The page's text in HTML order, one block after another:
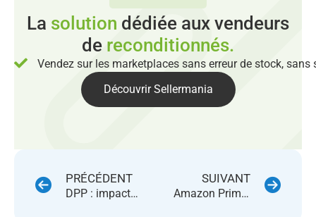
La solution dédiée aux vendeurs
de reconditionnés.
Vendez sur les marketplaces sans erreur de stock,
Découvrir Sellermania
PRÉCÉDENT
DPP : impacts pour les reconditionneurs sur les marketplaces
SUIVANT
Amazon Prime Day 2026 : tout ce qu’il faut préparer avant le 23 juin